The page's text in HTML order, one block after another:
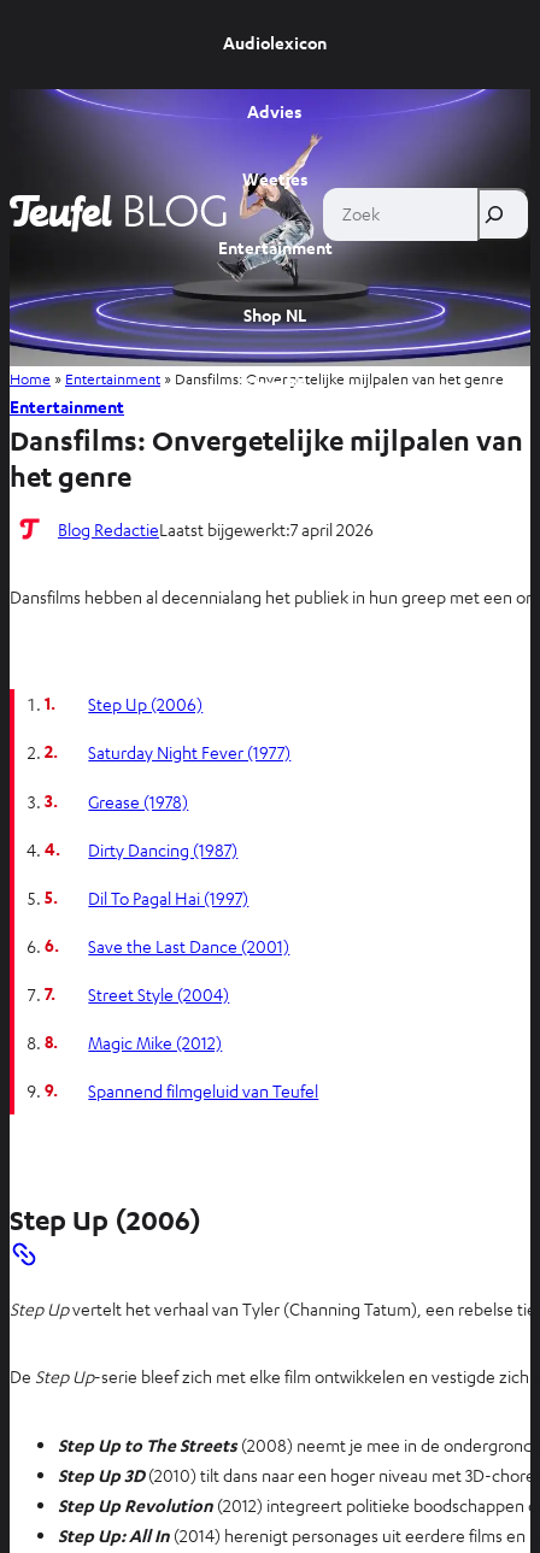
Audiolexicon
Advies
Weetjes
Entertainment
Shop NL
Shop BE
Zoek
Home » Entertainment » Dansfilms: Onvergetelijke mijlpalen van het genre
Entertainment
Dansfilms: Onvergetelijke mijlpalen van
het genre
Blog RedactieLaatst bijgewerkt:7 april 2026
Dansfilms hebben al decennialang het publiek in hun greep met een
1. Step Up (2006)
2. Saturday Night Fever (1977)
3. Grease (1978)
4. Dirty Dancing (1987)
5. Dil To Pagal Hai (1997)
6. Save the Last Dance (2001)
7. Street Style (2004)
8. Magic Mike (2012)
9. Spannend filmgeluid van Teufel
Step Up (2006)
Step Upvertelt het verhaal van Tyler (Channing Tatum), een rebelse
De Step Up-serie bleef zich met elke film ontwikkelen en vestigde
Step Up to The Streets(2008) neemt je mee in de
Step Up 3D(2010) tilt dans naar een hoger niveau met 3D-
Step Up Revolution (2012) integreert politieke boodschappen
Step Up: All In (2014) herenigt personages uit eerdere films en